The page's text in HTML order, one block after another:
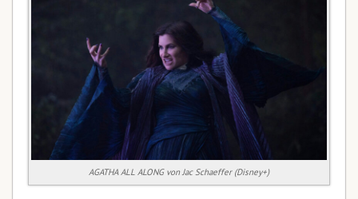
AGATHA ALL ALONG von Jac Schaeffer (Disney+)